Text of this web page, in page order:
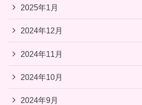
2025年1月
2024年12月
2024年11月
2024年10月
2024年9月